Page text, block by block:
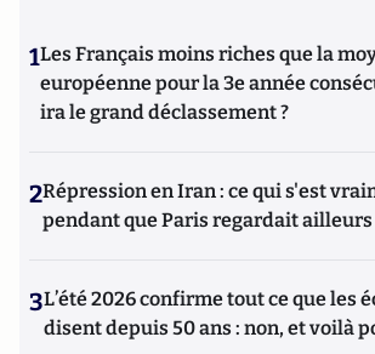
1Les Français moins riches que la
européenne pour la 3e année
ira le grand déclassement ?
2Répression en Iran : ce qui s'est
pendant que Paris regardait ailleurs
3L’été 2026 confirme tout ce que les
disent depuis 50 ans : non, et voilà